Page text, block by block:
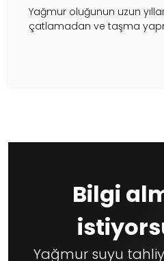
Yağmur oluğunun uzun
çatlamadan ve taşma
Bilgi
Yağmur suyu